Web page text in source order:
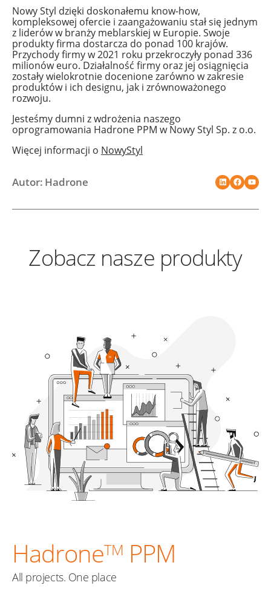
Nowy Styl dzięki doskonałemu know-how,
kompleksowej ofercie i zaangażowaniu stał się jednym
z liderów w branży meblarskiej w Europie. Swoje
produkty firma dostarcza do ponad 100 krajów.
Przychody firmy w 2021 roku przekroczyły ponad 336
milionów euro. Działalność firmy oraz jej osiągnięcia
zostały wielokrotnie docenione zarówno w zakresie
produktów i ich designu, jak i zrównoważonego
rozwoju.
Jesteśmy dumni z wdrożenia naszego
oprogramowania Hadrone PPM w Nowy Styl Sp. z o.o.
Więcej informacji o NowyStyl
Autor: Hadrone
Zobacz nasze produkty
HadroneTM PPM
All projects. One place